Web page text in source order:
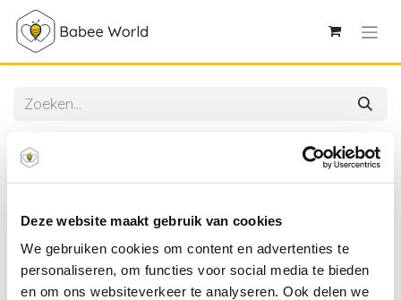
Deze website maakt gebruik van cookies
We gebruiken cookies om content en advertenties te
personaliseren, om functies voor social media te bieden
en om ons websiteverkeer te analyseren. Ook delen we
Babymoov | Melkpoederdoosje Babydose PP Mineral
Sand/Beige